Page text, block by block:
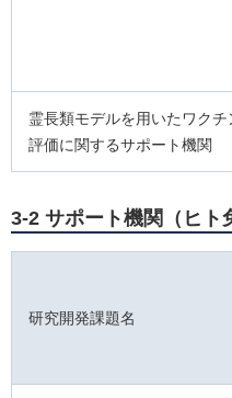
霊⻑類モデルを⽤いたワクチ
評価に関するサポート機関
3-2 サポート機関（ヒト
研究開発課題名